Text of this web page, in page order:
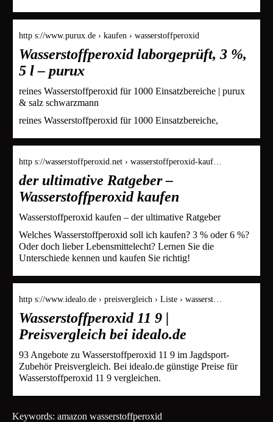
http s://www.purux.de › kaufen › wasserstoffperoxid
Wasserstoffperoxid laborgeprüft, 3 %,
5 l – purux
reines Wasserstoffperoxid für 1000 Einsatzbereiche | purux
& salz schwarzmann
reines Wasserstoffperoxid für 1000 Einsatzbereiche,
http s://wasserstoffperoxid.net › wasserstoffperoxid-kauf…
der ultimative Ratgeber –
Wasserstoffperoxid kaufen
Wasserstoffperoxid kaufen – der ultimative Ratgeber
Welches Wasserstoffperoxid soll ich kaufen? 3 % oder 6 %?
Oder doch lieber Lebensmittelecht? Lernen Sie die
Unterschiede kennen und kaufen Sie richtig!
http s://www.idealo.de › preisvergleich › Liste › wasserst…
Wasserstoffperoxid 11 9 |
Preisvergleich bei idealo.de
93 Angebote zu Wasserstoffperoxid 11 9 im Jagdsport-
Zubehör Preisvergleich. Bei idealo.de günstige Preise für
Wasserstoffperoxid 11 9 vergleichen.
Keywords: amazon wasserstoffperoxid